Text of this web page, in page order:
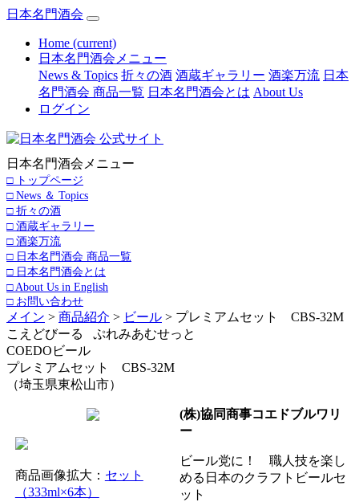
日本名門酒会
Home (current)
日本名門酒会メニュー
News & Topics 折々の酒 酒蔵ギャラリー 酒楽万流 日本
名門酒会 商品一覧 日本名門酒会とは About Us
ログイン
日本名門酒会メニュー
□ トップページ
□ News ＆ Topics
□ 折々の酒
□ 酒蔵ギャラリー
□ 酒楽万流
□ 日本名門酒会 商品一覧
□ 日本名門酒会とは
□ About Us in English
□ お問い合わせ
メイン > 商品紹介 > ビール > プレミアムセット CBS-32M
こえどびーる ぷれみあむせっと
COEDOビール
プレミアムセット CBS-32M
（埼玉県東松山市）
商品画像拡大： セット
（333ml×6本）
(株)協同商事コエドブルワリ
ー
ビール党に！ 職人技を楽し
める日本のクラフトビールセ
ット